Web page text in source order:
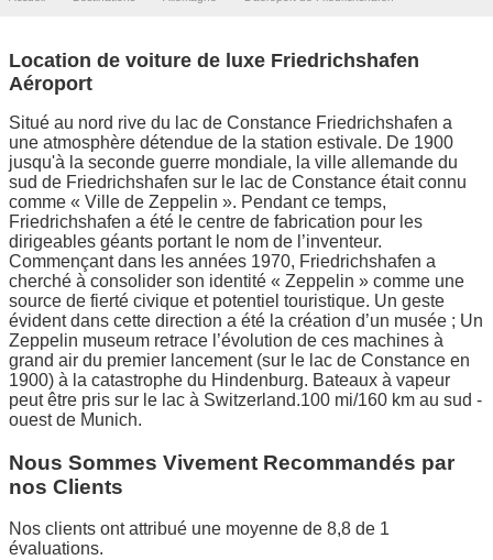
Location de voiture de luxe Friedrichshafen
Aéroport
Situé au nord rive du lac de Constance Friedrichshafen a
une atmosphère détendue de la station estivale. De 1900
jusqu'à la seconde guerre mondiale, la ville allemande du
sud de Friedrichshafen sur le lac de Constance était connu
comme « Ville de Zeppelin ». Pendant ce temps,
Friedrichshafen a été le centre de fabrication pour les
dirigeables géants portant le nom de l’inventeur.
Commençant dans les années 1970, Friedrichshafen a
cherché à consolider son identité « Zeppelin » comme une
source de fierté civique et potentiel touristique. Un geste
évident dans cette direction a été la création d’un musée ; Un
Zeppelin museum retrace l’évolution de ces machines à
grand air du premier lancement (sur le lac de Constance en
1900) à la catastrophe du Hindenburg. Bateaux à vapeur
peut être pris sur le lac à Switzerland.100 mi/160 km au sud -
ouest de Munich.
Nous Sommes Vivement Recommandés par
nos Clients
Nos clients ont attribué une moyenne de 8,8 de 1
évaluations.